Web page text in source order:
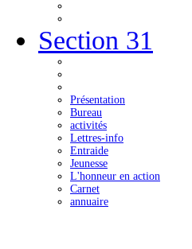
Section 31
Présentation
Bureau
activités
Lettres-info
Entraide
Jeunesse
L'honneur en action
Carnet
annuaire